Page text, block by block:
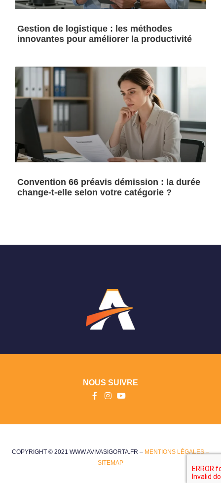
Gestion de logistique : les méthodes
innovantes pour améliorer la productivité
Convention 66 préavis démission : la durée
change-t-elle selon votre catégorie ?
NOUS SUIVRE
COPYRIGHT © 2021 WWW.AVIVASIGORTA.FR – MENTIONS LÉGALES –
SITEMAP